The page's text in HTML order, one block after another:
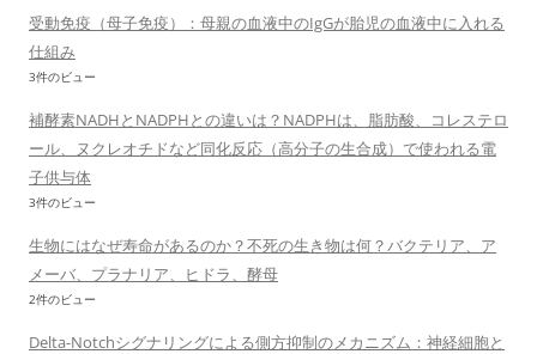
受動免疫（母子免疫）：母親の血液中のIgGが胎児の血液中に入れる
仕組み
3件のビュー
補酵素NADHとNADPHとの違いは？NADPHは、脂肪酸、コレステロ
ール、ヌクレオチドなど同化反応（高分子の生合成）で使われる電
子供与体
3件のビュー
生物にはなぜ寿命があるのか？不死の生き物は何？バクテリア、ア
メーバ、プラナリア、ヒドラ、酵母
2件のビュー
Delta-Notchシグナリングによる側方抑制のメカニズム：神経細胞と